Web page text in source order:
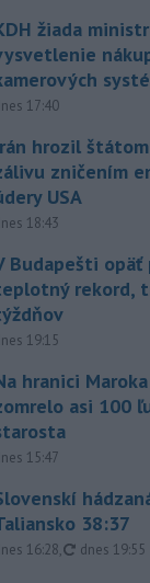
žiada
17:40
hrozil
zničením
USA
18:43
Budapešti opäť
rekord,
19:15
hranici
asi 100
15:47
38:37
16:28, dnes 19:55